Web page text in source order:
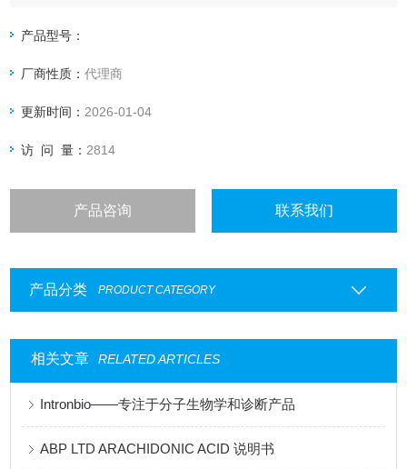
产品型号：
厂商性质：代理商
更新时间： 2026-01-04
访 问 量： 2814
产品咨询 联系我们
产品分类 PRODUCT CATEGORY
相关文章 RELATED ARTICLES
Intronbio——专注于分子生物学和诊断产品
ABP LTD ARACHIDONIC ACID 说明书